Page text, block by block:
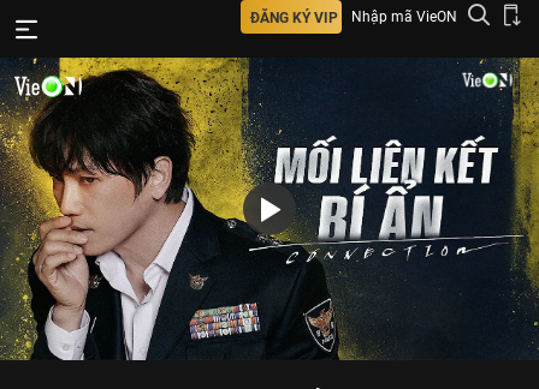
ĐĂNG KÝ VIP Nhập mã VieON